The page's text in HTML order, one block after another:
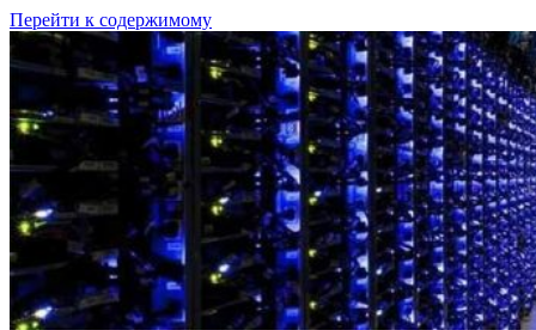
Перейти к содержимому